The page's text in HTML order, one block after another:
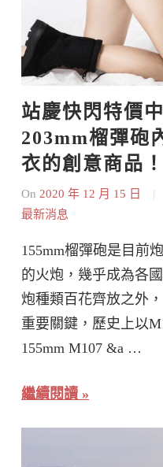
站慶快閃特價
203mm榴彈砲
衣的創意商品！
On 2020 年 12 月 15 日
最新消息
155mm榴彈砲是目前
的火炮，幾乎成為各
炮種類百花齊放之外
重要關鍵，歷史上以
155mm M107 &a …
繼續閱讀